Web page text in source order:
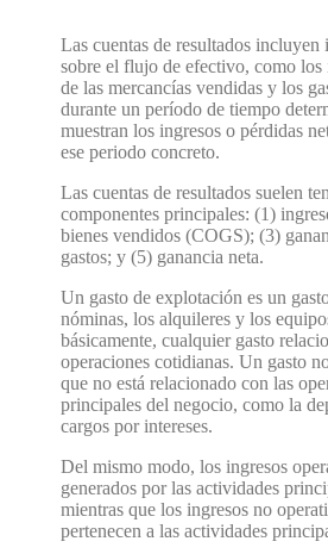
Las cuentas de resultados
sobre el flujo de efectivo, como los
de las mercancías vendidas y los
durante un período de tiempo
muestran los ingresos o pérdidas
ese periodo concreto.
Las cuentas de resultados suelen
componentes principales: (1)
bienes vendidos (COGS); (3)
gastos; y (5) ganancia neta.
Un gasto de explotación es un
nóminas, los alquileres y los
básicamente, cualquier gasto
operaciones cotidianas. Un gasto
que no está relacionado con las
principales del negocio, como la
cargos por intereses.
Del mismo modo, los ingresos
generados por las actividades
mientras que los ingresos no
pertenecen a las actividades